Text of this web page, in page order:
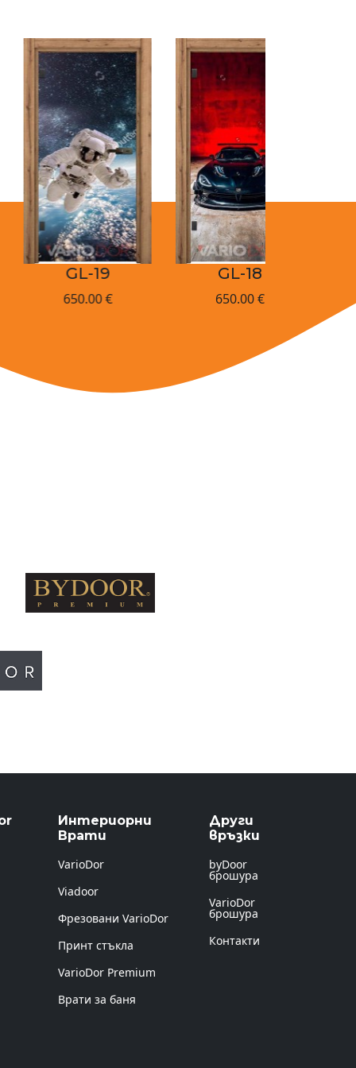
GL-19
650.00 €
GL-18
650.00 €
Интериорни
Врати
VarioDor
Viadoor
Фрезовани VarioDor
Принт стъкла
VarioDor Premium
Врати за баня
Други
връзки
byDoor
брошура
VarioDor
брошура
Контакти